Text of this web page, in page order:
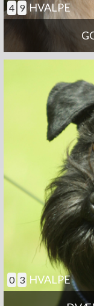
4 9 HVALPE
0 3 HVALPE